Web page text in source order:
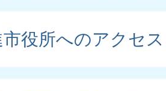
市役所へのアクセス